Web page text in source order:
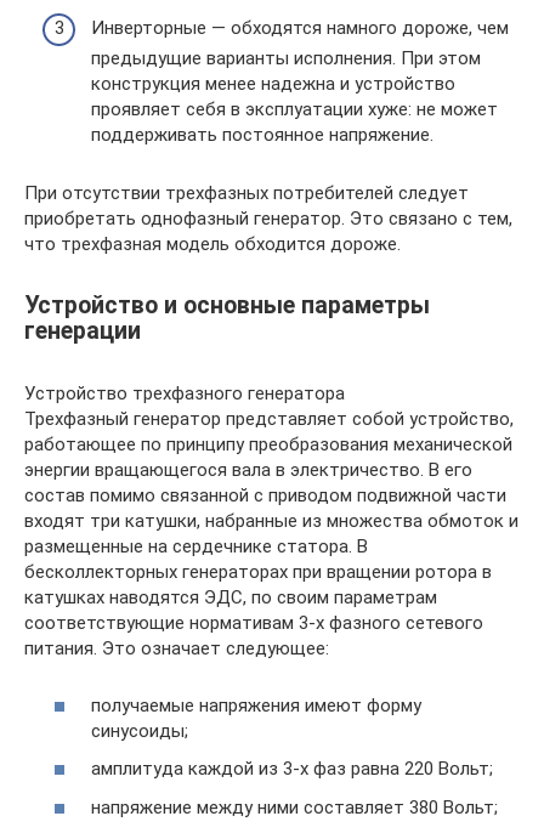
Инверторные — обходятся намного дороже, чем
предыдущие варианты исполнения. При этом
конструкция менее надежна и устройство
проявляет себя в эксплуатации хуже: не может
поддерживать постоянное напряжение.
При отсутствии трехфазных потребителей следует
приобретать однофазный генератор. Это связано с тем,
что трехфазная модель обходится дороже.
Устройство и основные параметры
генерации
Устройство трехфазного генератора
Трехфазный генератор представляет собой устройство,
работающее по принципу преобразования механической
энергии вращающегося вала в электричество. В его
состав помимо связанной с приводом подвижной части
входят три катушки, набранные из множества обмоток и
размещенные на сердечнике статора. В
бесколлекторных генераторах при вращении ротора в
катушках наводятся ЭДС, по своим параметрам
соответствующие нормативам 3-х фазного сетевого
питания. Это означает следующее:
получаемые напряжения имеют форму
синусоиды;
амплитуда каждой из 3-х фаз равна 220 Вольт;
напряжение между ними составляет 380 Вольт;